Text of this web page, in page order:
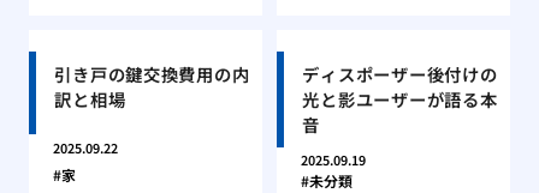
引き戸の鍵交換費用の内
訳と相場
2025.09.22
家
ディスポーザー後付けの
光と影ユーザーが語る本
音
2025.09.19
未分類